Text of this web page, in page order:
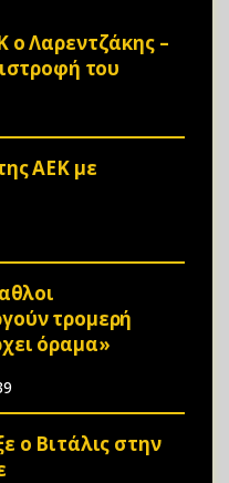
Λαρεντζάκης –
του
ΑΕΚ με
τρομερή
όραμα»
ο Βιτάλις στην